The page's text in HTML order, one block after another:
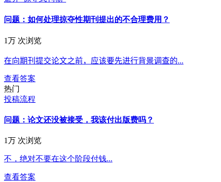
问题： 如何处理掠夺性期刊提出的不合理费用？
1万 次浏览
在向期刊提交论文之前，应该要先进行背景调查的...
查看答案
热门
投稿流程
问题： 论文还没被接受，我该付出版费吗？
1万 次浏览
不，绝对不要在这个阶段付钱...
查看答案